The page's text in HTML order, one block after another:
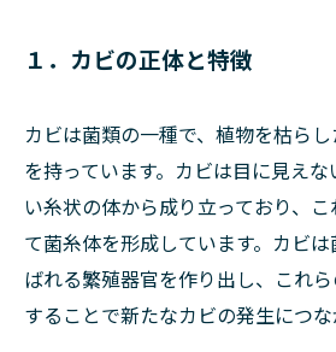
１．カビの正体と特徴
カビは菌類の一種で、植物を枯ら
を持っています。カビは目に見え
い糸状の体から成り立っており、
て菌糸体を形成しています。カビ
ばれる繁殖器官を作り出し、これ
することで新たなカビの発生につな